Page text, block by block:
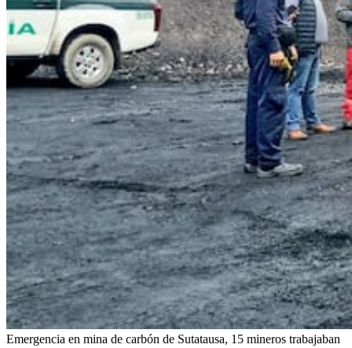
Emergencia en mina de carbón de Sutatausa, 15 mineros trabajaban